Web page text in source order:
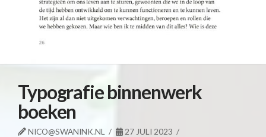
Typografie binnenwerk
boeken
NICO@SWANINK.NL 27 JULI 2023